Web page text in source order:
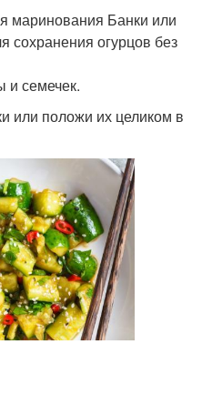
маринования Банки или
сохранения огурцов без
и семечек.
или положи их целиком в